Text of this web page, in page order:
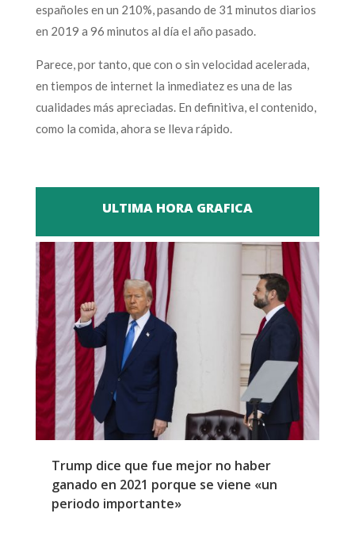
españoles en un 210%, pasando de 31 minutos diarios
en 2019 a 96 minutos al día el año pasado.
Parece, por tanto, que con o sin velocidad acelerada,
en tiempos de internet la inmediatez es una de las
cualidades más apreciadas. En definitiva, el contenido,
como la comida, ahora se lleva rápido.
ULTIMA HORA GRAFICA
Trump dice que fue mejor no haber
ganado en 2021 porque se viene «un
periodo importante»